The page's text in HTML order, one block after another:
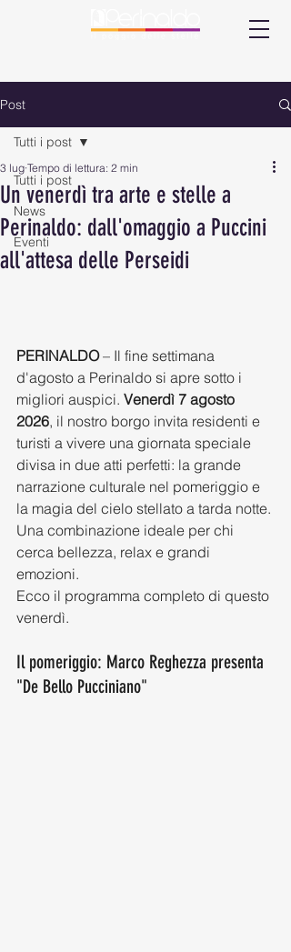
Post
Tutti i post
News
Eventi
Tutti i post
Un venerdì tra arte e stelle a
Perinaldo: dall'omaggio a Puccini
all'attesa delle Perseidi
3 lug Tempo di lettura: 2 min
PERINALDO – Il fine settimana
d'agosto a Perinaldo si apre sotto i
migliori auspici. Venerdì 7 agosto
2026, il nostro borgo invita residenti e
turisti a vivere una giornata speciale
divisa in due atti perfetti: la grande
narrazione culturale nel pomeriggio e
la magia del cielo stellato a tarda notte.
Una combinazione ideale per chi
cerca bellezza, relax e grandi
emozioni.
Ecco il programma completo di questo
venerdì.
Il pomeriggio: Marco Reghezza presenta
"De Bello Pucciniano"